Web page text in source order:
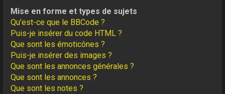
Mise en forme et types de sujets
Qu’est-ce que le BBCode ?
Puis-je insérer du code HTML ?
Que sont les émoticônes ?
Puis-je insérer des images ?
Que sont les annonces générales ?
Que sont les annonces ?
Que sont les notes ?